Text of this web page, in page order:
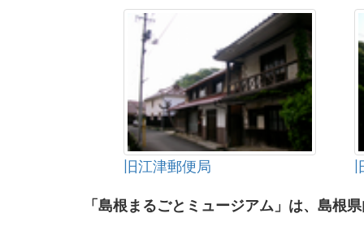
旧江津郵便局
「島根まるごとミュージアム」は、島根